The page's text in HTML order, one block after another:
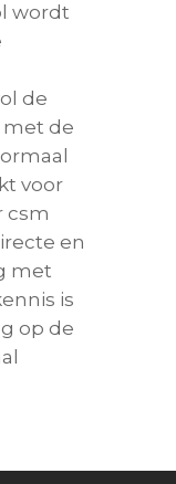
wordt
de
de
voor
csm
en
met
is
op de